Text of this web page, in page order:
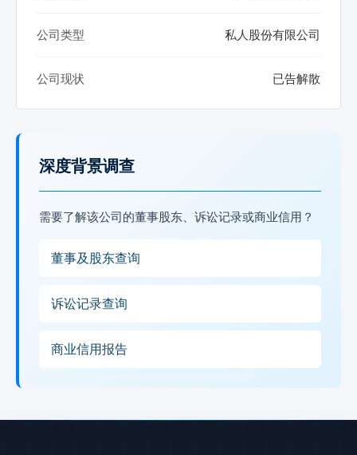
公司类型 私人股份有限公司
公司现状 已告解散
深度背景调查
需要了解该公司的董事股东、诉讼记录或商业信用？
董事及股东查询
诉讼记录查询
商业信用报告